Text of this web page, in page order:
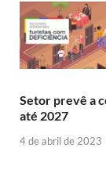
Setor prevê a
até 2027
4 de abril de 2023